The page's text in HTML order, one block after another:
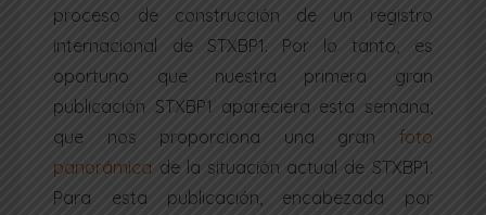
proceso de construcción de un registro
internacional de STXBP1. Por lo tanto, es
oportuno que nuestra primera gran
publicación STXBP1 apareciera esta semana,
que nos proporciona una gran foto
panorámica de la situación actual de STXBP1.
Para esta publicación, encabezada por